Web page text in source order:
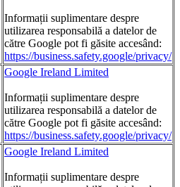
Informații suplimentare despre
utilizarea responsabilă a datelor de
către Google pot fi găsite accesând:
https://business.safety.google/privacy/
Google Ireland Limited
Informații suplimentare despre
utilizarea responsabilă a datelor de
către Google pot fi găsite accesând:
https://business.safety.google/privacy/
Google Ireland Limited
Informații suplimentare despre